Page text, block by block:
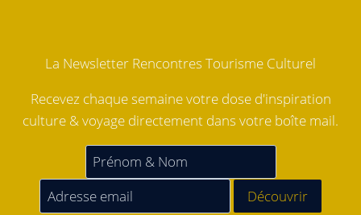
La Newsletter Rencontres Tourisme Culturel
Recevez chaque semaine votre dose d'inspiration
culture & voyage directement dans votre boîte mail.